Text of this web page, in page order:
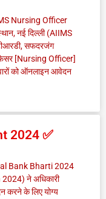
Nursing Officer
नई दिल्ली (AIIMS
सफदरजंग
[Nursing Officer]
को ऑनलाइन आवेदन
2024 ✅
Bank Bharti 2024
ने अधिकारी
करने के लिए योग्य